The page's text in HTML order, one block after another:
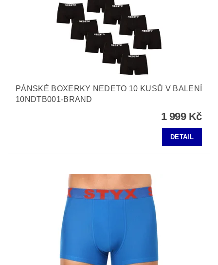
PÁNSKÉ BOXERKY NEDETO 10 KUSŮ V BALENÍ
10NDTB001-BRAND
1 999 Kč
DETAIL